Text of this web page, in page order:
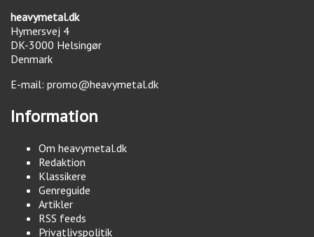
heavymetal.dk
Hymersvej 4
DK-3000 Helsingør
Denmark
E-mail: promo@heavymetal.dk
Information
Om heavymetal.dk
Redaktion
Klassikere
Genreguide
Artikler
RSS feeds
Privatlivspolitik